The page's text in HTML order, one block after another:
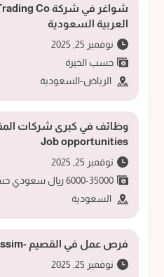
العربية السعودية
نوفمبر 25, 2025
حسب الخبرة
الرياض-السعودية
وظائف في كبرى شركات
Job opportunities
نوفمبر 25, 2025
6000-35000 ريال سعودي حسب المجال والخبرة
السعودية
فرص عمل في القصيم -kormi hervo Al-Qassim
نوفمبر 25, 2025